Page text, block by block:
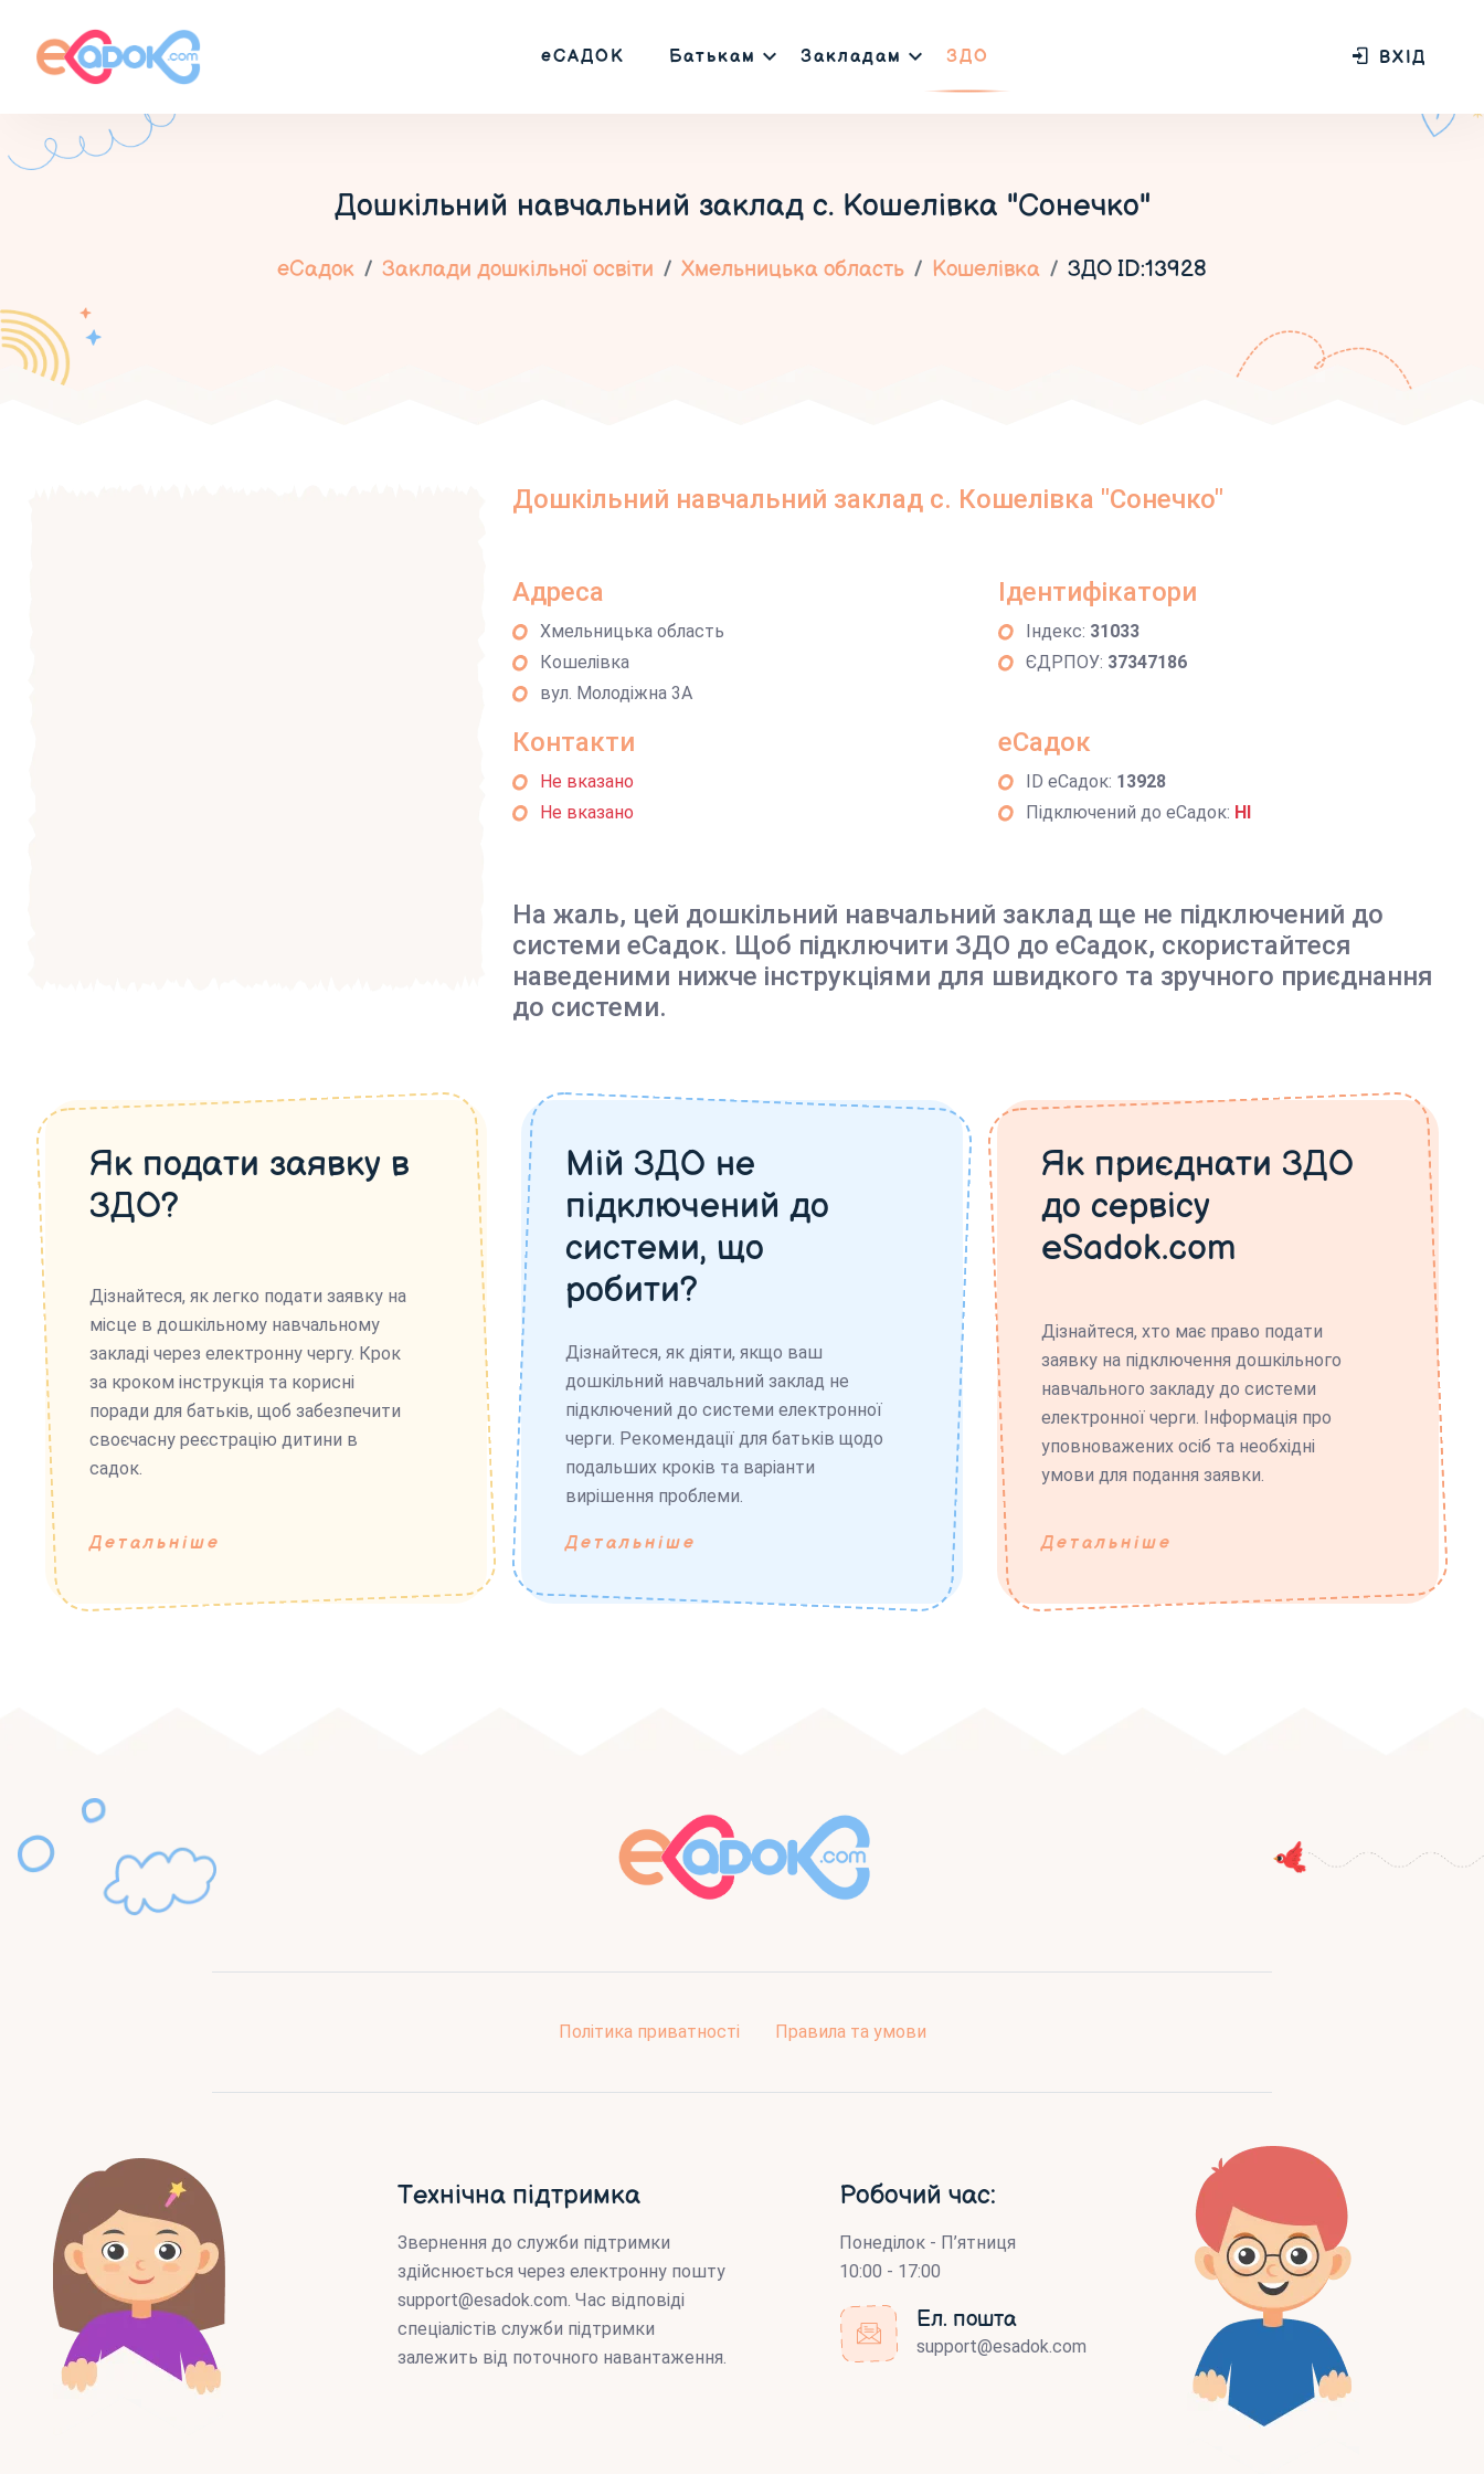
еСАДОК Батькам Закладам ЗДО ВХІД
Дошкільний навчальний заклад с. Кошелівка "Сонечко"
еСадок Заклади дошкільної освіти Хмельницька область Кошелівка ЗДО ID:13928
Дошкільний навчальний заклад с. Кошелівка "Сонечко"
Адреса
Хмельницька область
Кошелівка
вул. Молодіжна 3А
Ідентифікатори
Індекс: 31033
ЄДРПОУ: 37347186
Контакти
Не вказано
Не вказано
еСадок
ID еСадок: 13928
Підключений до еСадок: НІ
На жаль, цей дошкільний навчальний заклад ще не підключений до
системи еСадок. Щоб підключити ЗДО до еСадок, скористайтеся
наведеними нижче інструкціями для швидкого та зручного приєднання
до системи.
Як подати заявку в
ЗДО?
Дізнайтеся, як легко подати заявку на
місце в дошкільному навчальному
закладі через електронну чергу. Крок
за кроком інструкція та корисні
поради для батьків, щоб забезпечити
своєчасну реєстрацію дитини в
садок.
Детальніше
Мій ЗДО не
підключений до
системи, що
робити?
Дізнайтеся, як діяти, якщо ваш
дошкільний навчальний заклад не
підключений до системи електронної
черги. Рекомендації для батьків щодо
подальших кроків та варіанти
вирішення проблеми.
Детальніше
Як приєднати ЗДО
до сервісу
eSadok.com
Дізнайтеся, хто має право подати
заявку на підключення дошкільного
навчального закладу до системи
електронної черги. Інформація про
уповноважених осіб та необхідні
умови для подання заявки.
Детальніше
Політика приватності Правила та умови
Технічна підтримка
Звернення до служби підтримки
здійснюється через електронну пошту
support@esadok.com. Час відповіді
спеціалістів служби підтримки
залежить від поточного навантаження.
Робочий час:
Понеділок - П’ятниця
10:00 - 17:00
Ел. пошта
support@esadok.com